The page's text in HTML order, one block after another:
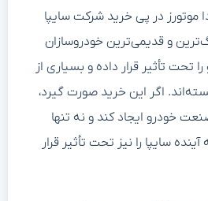
موتورز در پی خرید شرکت سایپا
و قدیمی‌ترین خودروسازان
تحت تأثیر قرار داده و بسیاری از
اگر این خرید صورت گیرد،
خودرو ایجاد کند و نه تنها
سایپا را نیز تحت تأثیر قرار